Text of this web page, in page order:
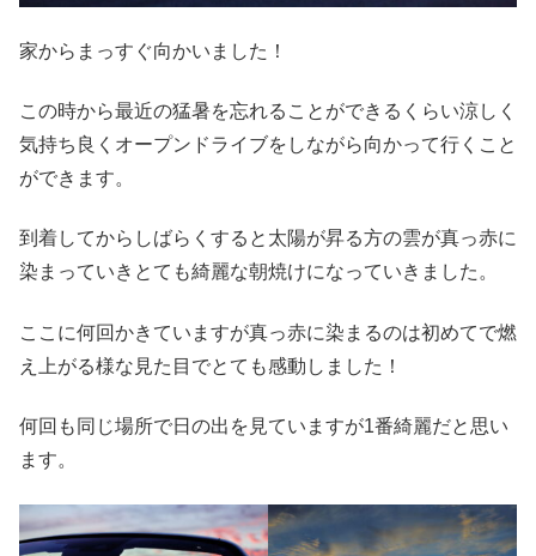
家からまっすぐ向かいました！
この時から最近の猛暑を忘れることができるくらい涼しく
気持ち良くオープンドライブをしながら向かって行くこと
ができます。
到着してからしばらくすると太陽が昇る方の雲が真っ赤に
染まっていきとても綺麗な朝焼けになっていきました。
ここに何回かきていますが真っ赤に染まるのは初めてで燃
え上がる様な見た目でとても感動しました！
何回も同じ場所で日の出を見ていますが1番綺麗だと思い
ます。